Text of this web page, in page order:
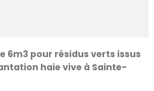
6m3 pour résidus verts issus
haie vive à Sainte-